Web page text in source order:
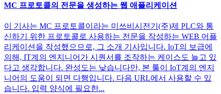
MC 프로토콜의 전문을 생성하는 웹 애플리케이션
이 기사는 MC 프로토콜이라는 미쓰비시전기(주)제 PLC와 통
신하기 위한 프로토콜로 사용하는 전문을 작성하는 WEB 어플
리케이션을 작성했으므로, 그 소개 기사입니다. IoT의 보급에
의해, IT계의 엔지니어가 시퀀서를 조작하는 케이스도 늘고 있
다고 생각합니다. 완성도는 낮습니다만, 본 툴이 IoT계의 엔지
니어의 도움이 되면 다행입니다. 다음 URL에서 사용할 수 있
습니다. 입력 양식에 필요한...